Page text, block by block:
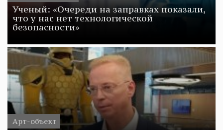
Ученый: «Очереди на заправках показали,
что у нас нет технологической
безопасности»
Арт-объект